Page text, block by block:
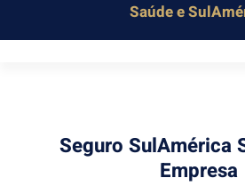
Saúde e
Seguro SulAmérica
Empresa